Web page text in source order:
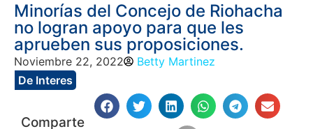
Minorías del Concejo de Riohacha
no logran apoyo para que les
aprueben sus proposiciones.
Noviembre 22, 2022
Betty Martinez
De Interes
Comparte